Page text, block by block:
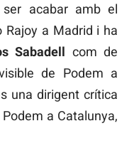
acabar amb el
Rajoy a Madrid i ha
Sabadell com de
de Podem a
una dirigent crítica
a Catalunya,